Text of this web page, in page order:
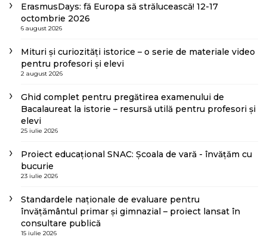
ErasmusDays: fă Europa să strălucească! 12-17
octombrie 2026
6 august 2026
Mituri și curiozități istorice – o serie de materiale video
pentru profesori și elevi
2 august 2026
Ghid complet pentru pregătirea examenului de
Bacalaureat la istorie – resursă utilă pentru profesori și
elevi
25 iulie 2026
Proiect educațional SNAC: Școala de vară - învățăm cu
bucurie
23 iulie 2026
Standardele naționale de evaluare pentru
învățământul primar și gimnazial – proiect lansat în
consultare publică
15 iulie 2026